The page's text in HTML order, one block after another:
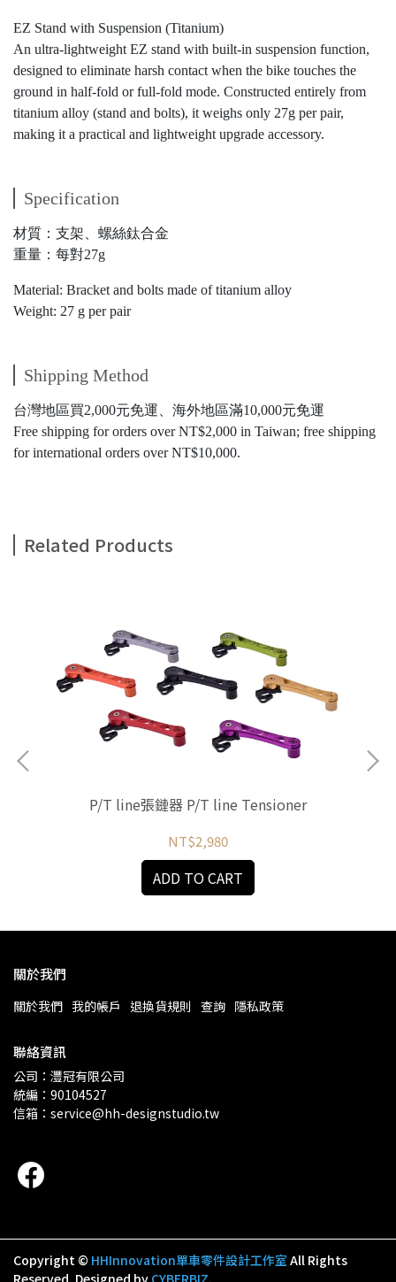
EZ Stand with Suspension (Titanium)
An ultra-lightweight EZ stand with built-in suspension function,
designed to eliminate harsh contact when the bike touches the
ground in half-fold or full-fold mode. Constructed entirely from
titanium alloy (stand and bolts), it weighs only 27g per pair,
making it a practical and lightweight upgrade accessory.
Specification
材質：支架、螺絲鈦合金
重量：每對27g
Material: Bracket and bolts made of titanium alloy
Weight: 27 g per pair
Shipping Method
台灣地區買2,000元免運、海外地區滿10,000元免運
Free shipping for orders over NT$2,000 in Taiwan; free shipping
for international orders over NT$10,000.
Related Products
P/T line張鏈器 P/T line Tensioner
NT$2,980
ADD TO CART
關於我們
關於我們 我的帳戶 退換貨規則 查詢 隱私政策
聯絡資訊
公司：灃冠有限公司
統編：90104527
信箱：service@hh-designstudio.tw
Copyright © HHInnovation​​​​​​​​​​​​​​單車零件設計工作室 All Rights
Reserved. Designed by CYBERBIZ